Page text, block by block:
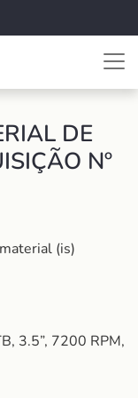
DE
Nº
(is)
3.5”, 7200 RPM,